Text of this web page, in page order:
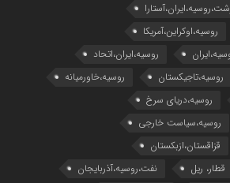
روسیه،اوکراین،آمریکا
روسیه،ایران،اتحاد
روسیه،تاجیکستان
روسیه،خاورمیانه
روسیه،دریای سرخ
روسیه،سیاست خارجی
قزاقستان،ازبکستان
قطار، ریل
نفت،روسیه،آذربایجان